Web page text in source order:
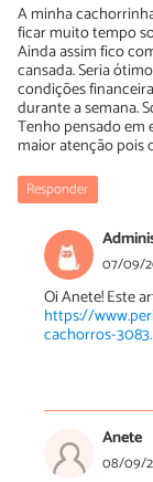
A minha
ficar muito tempo
Ainda assim fico
cansada. Seria
condições
durante a semana.
Tenho pensado em
maior atenção pois
Responder
07/09/
Oi Anete! Este
https://
cachorros-
Anete
08/09/